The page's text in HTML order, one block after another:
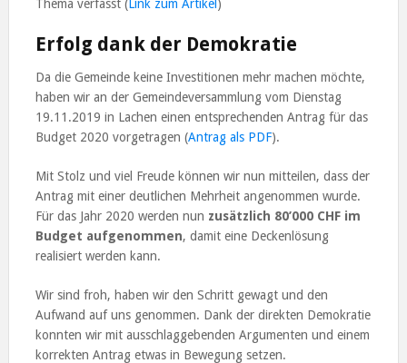
Thema verfasst (Link zum Artikel )
Erfolg dank der Demokratie
Da die Gemeinde keine Investitionen mehr machen möchte,
haben wir an der Gemeindeversammlung vom Dienstag
19.11.2019 in Lachen einen entsprechenden Antrag für das
Budget 2020 vorgetragen (Antrag als PDF).
Mit Stolz und viel Freude können wir nun mitteilen, dass der
Antrag mit einer deutlichen Mehrheit angenommen wurde.
Für das Jahr 2020 werden nun zusätzlich 80’000 CHF im
Budget aufgenommen, damit eine Deckenlösung
realisiert werden kann.
Wir sind froh, haben wir den Schritt gewagt und den
Aufwand auf uns genommen. Dank der direkten Demokratie
konnten wir mit ausschlaggebenden Argumenten und einem
korrekten Antrag etwas in Bewegung setzen.